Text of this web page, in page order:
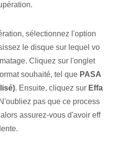
sélectionnez l'option
le disque sur lequel vo
Cliquez sur l'onglet
souhaité⁤, tel que PASA
. ⁤Ensuite, cliquez sur Effa
pas que ce process
assurez-vous d'avoir eff